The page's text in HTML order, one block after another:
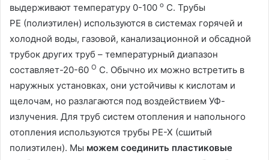
выдерживают температуру 0-100 о С. Трубы
PE (полиэтилен) используются в системах горячей и
холодной воды, газовой, канализационной и обсадной
трубок других труб – температурный диапазон
составляет-20-60 О С. Обычно их можно встретить в
наружных установках, они устойчивы к кислотам и
щелочам, но разлагаются под воздействием УФ-
излучения. Для труб систем отопления и напольного
отопления используются трубы PE-X (сшитый
полиэтилен). Мы можем соединить пластиковые